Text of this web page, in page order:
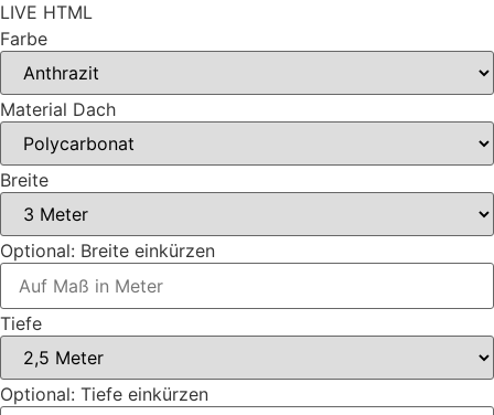
LIVE HTML
Farbe
Material Dach
Breite
Optional: Breite einkürzen
Tiefe
Optional: Tiefe einkürzen